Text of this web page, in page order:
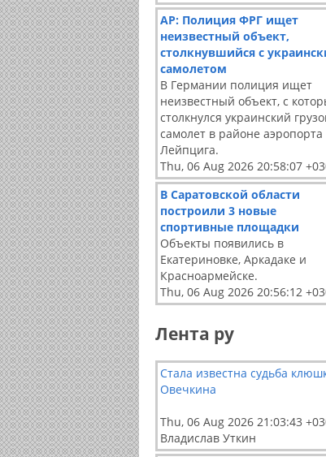
АР: Полиция ФРГ ищет
неизвестный объект,
столкнувшийся с
самолетом
В Германии полиция ищет
неизвестный объект, с
столкнулся украинский
самолет в районе аэропорта
Лейпцига.
Thu, 06 Aug 2026 20:58:07
В Саратовской области
построили 3 новые
спортивные площадки
Объекты появились в
Екатериновке, Аркадаке и
Красноармейске.
Thu, 06 Aug 2026 20:56:12
Лента ру
Стала известна судьба
Овечкина
Thu, 06 Aug 2026 21:03:43
Владислав Уткин